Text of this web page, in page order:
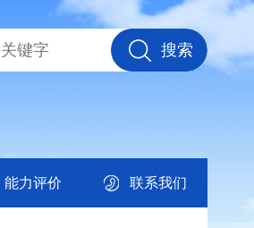
能力评价 联系我们